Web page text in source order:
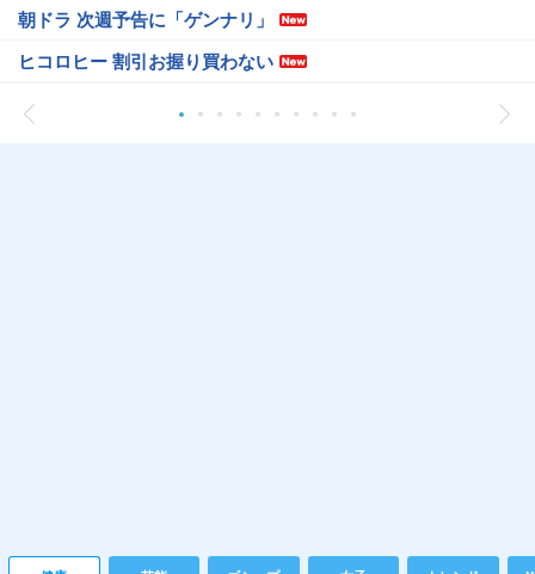
朝ドラ 次週予告に「ゲンナリ」
ヒコロヒー 割引お握り買わない